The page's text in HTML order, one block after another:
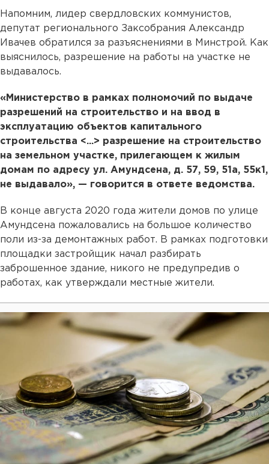
Напомним, лидер свердловских коммунистов,
депутат регионального Заксобрания Александр
Ивачев обратился за разъяснениями в Минстрой. Как
выяснилось, разрешение на работы на участке не
выдавалось.
«Министерство в рамках полномочий по выдаче
разрешений на строительство и на ввод в
эксплуатацию объектов капитального
строительства <...> разрешение на строительство
на земельном участке, прилегающем к жилым
домам по адресу ул. Амундсена, д. 57, 59, 51а, 55к1,
не выдавало», — говорится в ответе ведомства.
В конце августа 2020 года жители домов по улице
Амундсена пожаловались на большое количество
поли из-за демонтажных работ. В рамках подготовки
площадки застройщик начал разбирать
заброшенное здание, никого не предупредив о
работах, как утверждали местные жители.